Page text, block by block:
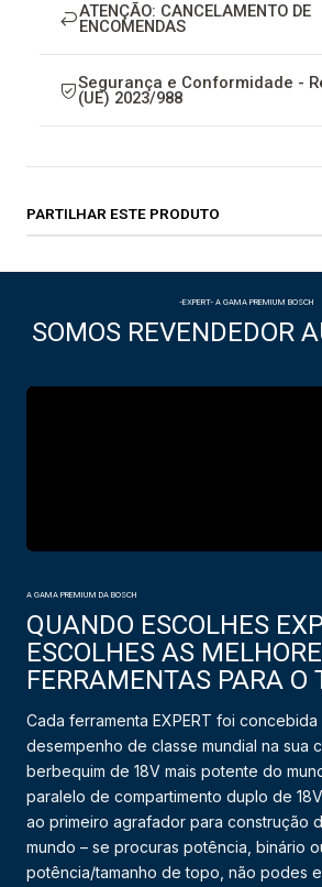
ATENÇÃO: CANCELAMENTO DE
ENCOMENDAS
Segurança e Conformidade -
(UE) 2023/988
PARTILHAR ESTE PRODUTO
-EXPERT- A GAMA PREMIUM BOSCH
SOMOS REVENDEDOR
A GAMA PREMIUM DA BOSCH
QUANDO ESCOLHES
ESCOLHES AS
FERRAMENTAS PARA O
Cada ferramenta EXPERT foi concebida
desempenho de classe mundial na sua
berbequim de 18V mais potente do
paralelo de compartimento duplo de
ao primeiro agrafador para construção
mundo – se procuras potência, binário
potência/tamanho de topo, não podes